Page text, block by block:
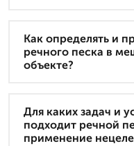
Как определять и
речного песка в
объекте?
Для каких задач и
подходит речной
применение